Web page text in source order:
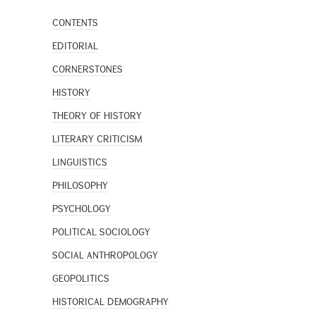
CONTENTS
EDITORIAL
CORNERSTONES
HISTORY
THEORY OF HISTORY
LITERARY CRITICISM
LINGUISTICS
PHILOSOPHY
PSYCHOLOGY
POLITICAL SOCIOLOGY
SOCIAL ANTHROPOLOGY
GEOPOLITICS
HISTORICAL DEMOGRAPHY